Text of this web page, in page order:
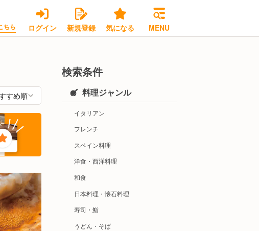
ちら ログイン 新規登録 気になる MENU
検索条件
料理ジャンル
イタリアン
フレンチ
スペイン料理
洋食・西洋料理
和食
日本料理・懐石料理
寿司・鮨
うどん・そば